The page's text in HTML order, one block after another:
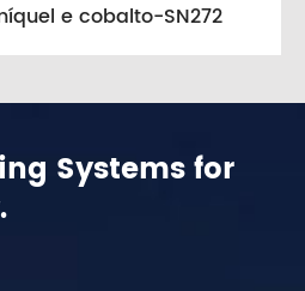
e cobalto-SN272
Systems for